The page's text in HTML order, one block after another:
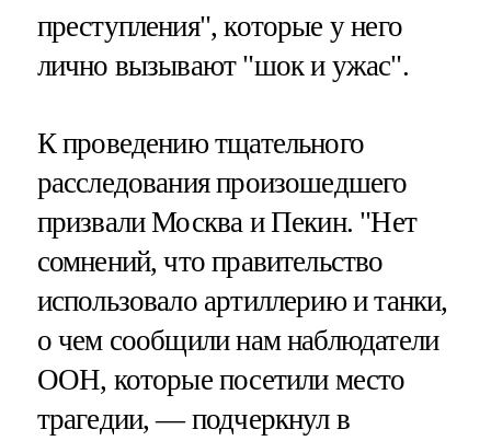
преступления", которые у него
лично вызывают "шок и ужас".
К проведению тщательного
расследования произошедшего
призвали Москва и Пекин. "Нет
сомнений, что правительство
использовало артиллерию и танки,
о чем сообщили нам наблюдатели
ООН, которые посетили место
трагедии, — подчеркнул в